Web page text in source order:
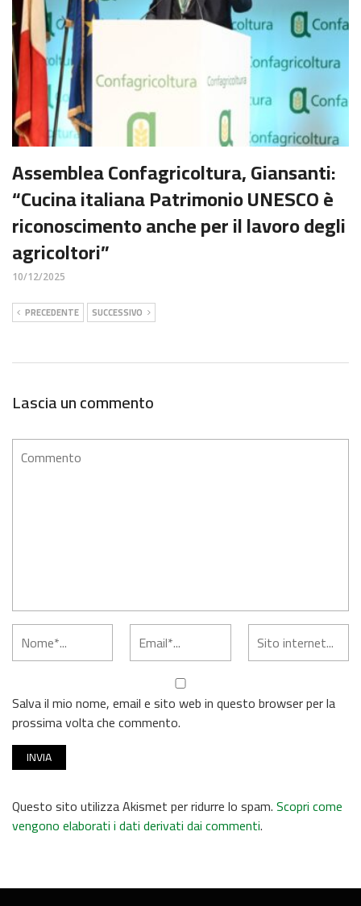
Assemblea Confagricoltura, Giansanti:
“Cucina italiana Patrimonio UNESCO è
riconoscimento anche per il lavoro degli
agricoltori”
10/12/2025
PRECEDENTE SUCCESSIVO
Lascia un commento
Salva il mio nome, email e sito web in questo browser per la
prossima volta che commento.
Questo sito utilizza Akismet per ridurre lo spam.Scopri come
vengono elaborati i dati derivati dai commenti.